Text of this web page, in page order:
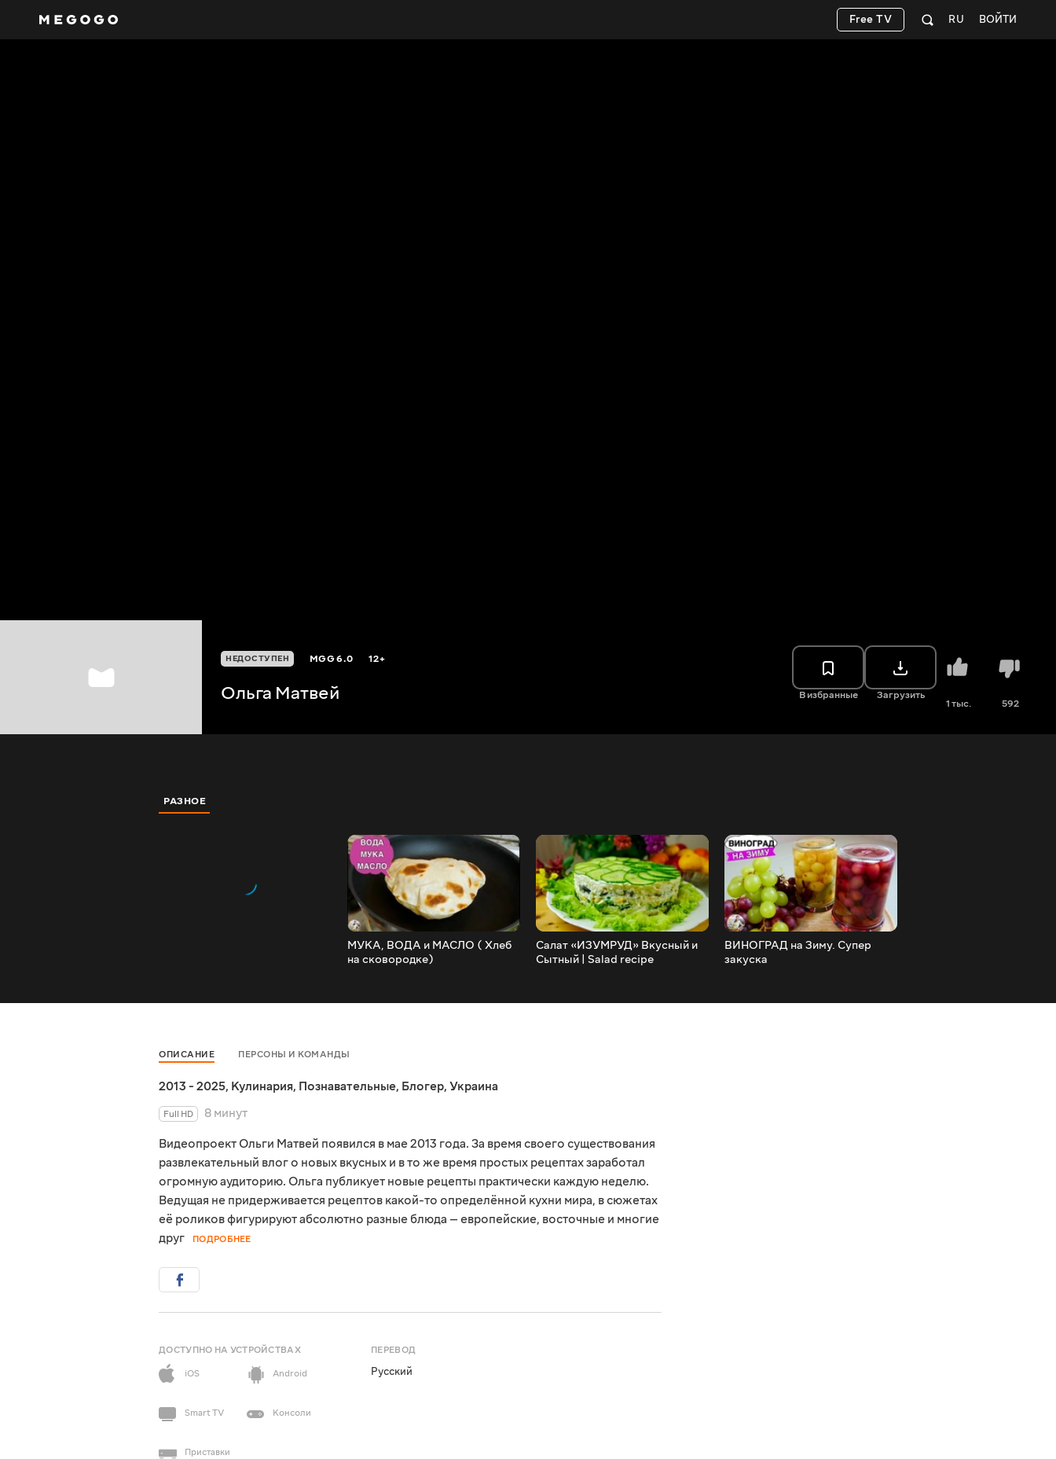
ВОЙТИ
RU
Free TV
НЕДОСТУПЕН MGG6.0 12+
Ольга Матвей В избранные Загрузить
1 тыс. 592
РАЗНОЕ
МУКА, ВОДА и МАСЛО ( Хлеб
на сковородке)
Салат «ИЗУМРУД» Вкусный и
Сытный | Salad recipe
ВИНОГРАД на Зиму. Супер
закуска
ОПИСАНИЕ ПЕРСОНЫ И КОМАНДЫ
2013 - 2025, Кулинария, Познавательные, Блогер, Украина
Full HD
8 минут
Видеопроект Ольги Матвей появился в мае 2013 года. За время своего существования
развлекательный влог о новых вкусных и в то же время простых рецептах заработал
огромную аудиторию. Ольга публикует новые рецепты практически каждую неделю.
Ведущая не придерживается рецептов какой-то определённой кухни мира, в сюжетах
её роликов фигурируют абсолютно разные блюда — европейские, восточные и многие
друг
ПОДРОБНЕЕ
ДОСТУПНО НА УСТРОЙСТВАХ
iOS
Android
Smart TV Консоли
Приставки
ПЕРЕВОД
Русский